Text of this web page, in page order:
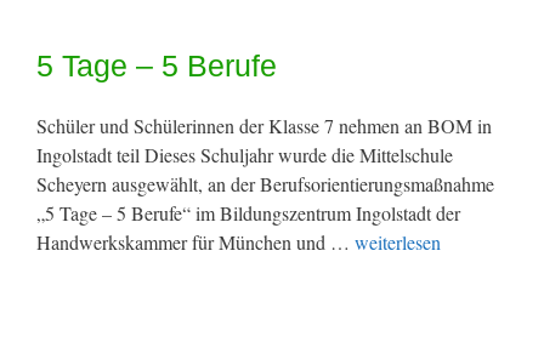
5 Tage – 5 Berufe
Schüler und Schülerinnen der Klasse 7 nehmen an BOM in
Ingolstadt teil Dieses Schuljahr wurde die Mittelschule
Scheyern ausgewählt, an der Berufsorientierungsmaßnahme
„5 Tage – 5 Berufe“ im Bildungszentrum Ingolstadt der
Handwerkskammer für München und … weiterlesen